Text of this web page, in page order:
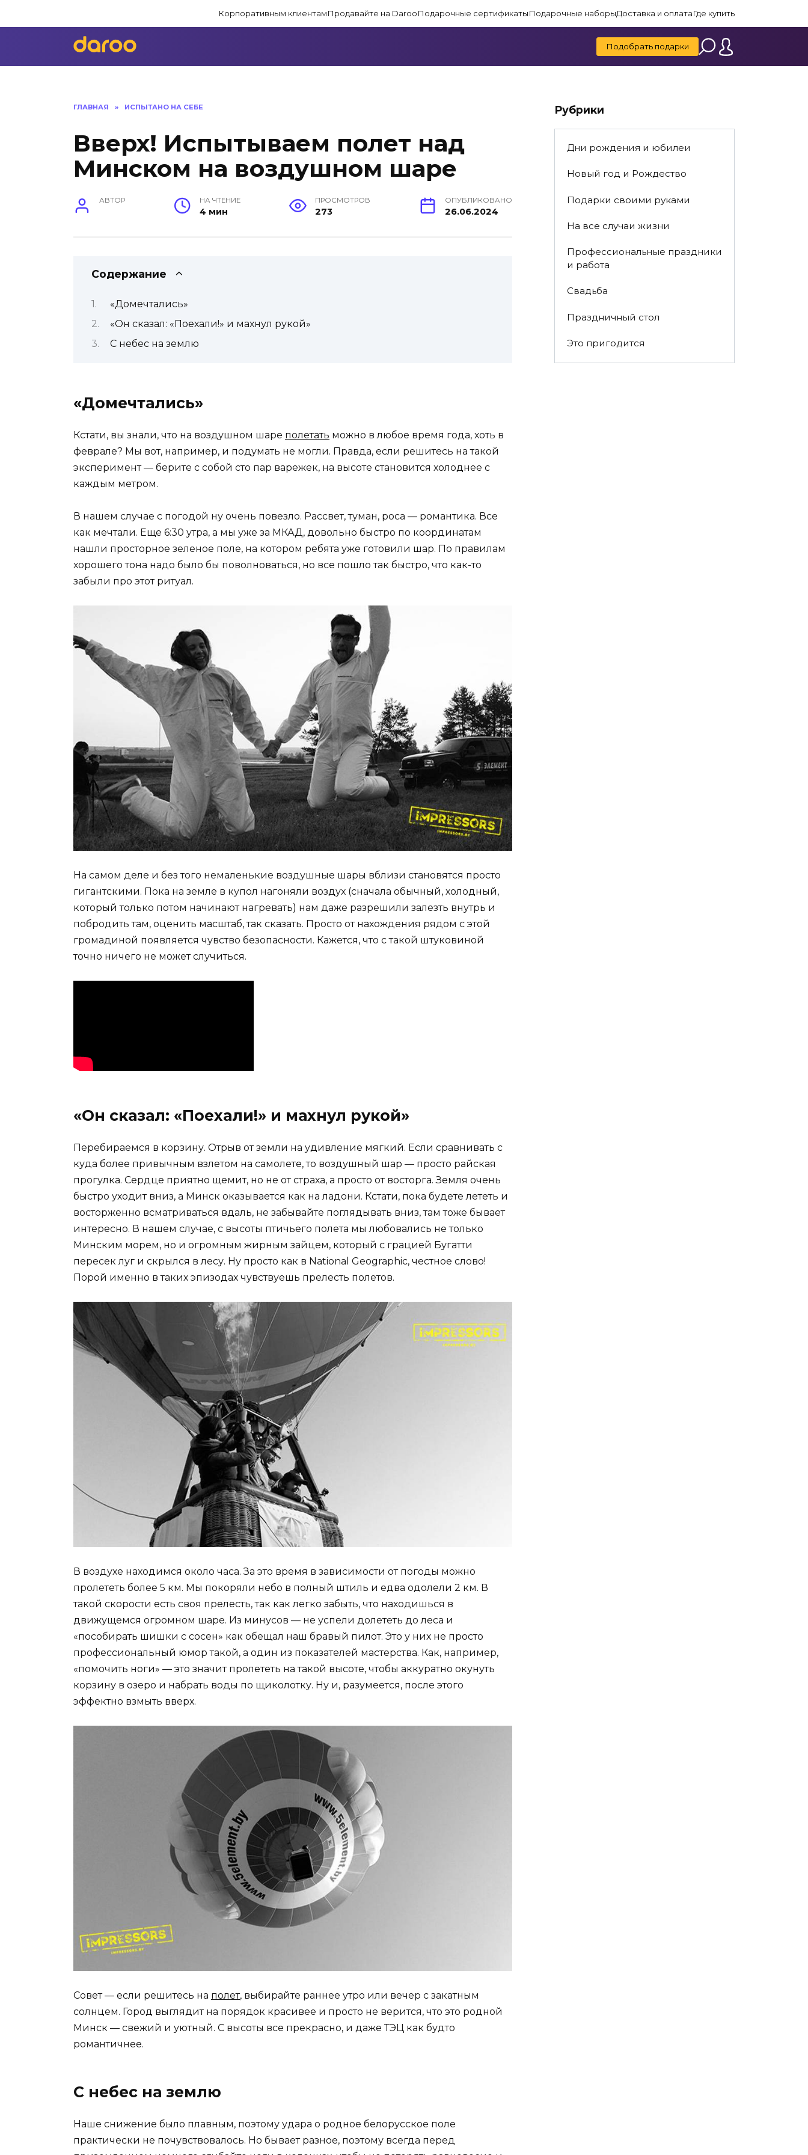
Корпоративным клиентамПродавайте на DarooПодарочные сертификатыПодарочные наборыДоставка и оплатаГде купить
Подобрать подарки
ГЛАВНАЯ » ИСПЫТАНО НА СЕБЕ
Вверх! Испытываем полет над
Минском на воздушном шаре
АВТОР НА ЧТЕНИЕ
4 мин
ПРОСМОТРОВ
273
ОПУБЛИКОВАНО
26.06.2024
Содержание
«Домечтались»
«Он сказал: «Поехали!» и махнул рукой»
С небес на землю
«Домечтались»
Кстати, вы знали, что на воздушном шаре полетать можно в любое время года, хоть в
феврале? Мы вот, например, и подумать не могли. Правда, если решитесь на такой
эксперимент — берите с собой сто пар варежек, на высоте становится холоднее с
каждым метром.
В нашем случае с погодой ну очень повезло. Рассвет, туман, роса — романтика. Все
как мечтали. Еще 6:30 утра, а мы уже за МКАД, довольно быстро по координатам
нашли просторное зеленое поле, на котором ребята уже готовили шар. По правилам
хорошего тона надо было бы поволноваться, но все пошло так быстро, что как-то
забыли про этот ритуал.
На самом деле и без того немаленькие воздушные шары вблизи становятся просто
гигантскими. Пока на земле в купол нагоняли воздух (сначала обычный, холодный,
который только потом начинают нагревать) нам даже разрешили залезть внутрь и
побродить там, оценить масштаб, так сказать. Просто от нахождения рядом с этой
громадиной появляется чувство безопасности. Кажется, что с такой штуковиной
точно ничего не может случиться.
«Он сказал: «Поехали!» и махнул рукой»
Перебираемся в корзину. Отрыв от земли на удивление мягкий. Если сравнивать с
куда более привычным взлетом на самолете, то воздушный шар — просто райская
прогулка. Сердце приятно щемит, но не от страха, а просто от восторга. Земля очень
быстро уходит вниз, а Минск оказывается как на ладони. Кстати, пока будете лететь и
восторженно всматриваться вдаль, не забывайте поглядывать вниз, там тоже бывает
интересно. В нашем случае, с высоты птичьего полета мы любовались не только
Минским морем, но и огромным жирным зайцем, который с грацией Бугатти
пересек луг и скрылся в лесу. Ну просто как в National Geographic, честное слово!
Порой именно в таких эпизодах чувствуешь прелесть полетов.
В воздухе находимся около часа. За это время в зависимости от погоды можно
пролететь более 5 км. Мы покоряли небо в полный штиль и едва одолели 2 км. В
такой скорости есть своя прелесть, так как легко забыть, что находишься в
движущемся огромном шаре. Из минусов — не успели долететь до леса и
«пособирать шишки с сосен» как обещал наш бравый пилот. Это у них не просто
профессиональный юмор такой, а один из показателей мастерства. Как, например,
«помочить ноги» — это значит пролететь на такой высоте, чтобы аккуратно окунуть
корзину в озеро и набрать воды по щиколотку. Ну и, разумеется, после этого
эффектно взмыть вверх.
Совет — если решитесь на полет, выбирайте раннее утро или вечер с закатным
солнцем. Город выглядит на порядок красивее и просто не верится, что это родной
Минск — свежий и уютный. С высоты все прекрасно, и даже ТЭЦ как будто
романтичнее.
С небес на землю
Наше снижение было плавным, поэтому удара о родное белорусское поле
практически не почувствовалось. Но бывает разное, поэтому всегда перед
Рубрики
Дни рождения и юбилеи
Новый год и Рождество
Подарки своими руками
На все случаи жизни
Профессиональные праздники
и работа
Свадьба
Праздничный стол
Это пригодится